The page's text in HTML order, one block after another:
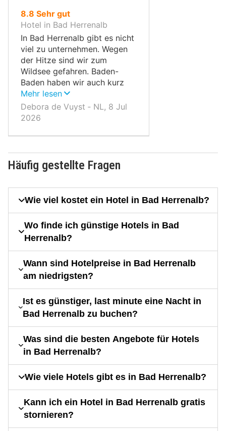
8.8 von
10,
Sehr gut
Hotel in Bad Herrenalb
In Bad Herrenalb gibt es nicht
viel zu unternehmen. Wegen
der Hitze sind wir zum
Wildsee gefahren. Baden-
Baden haben wir auch kurz
besucht; es ist eine schöne
Stadt mit schicken
Geschäften, aber es war zu
Mehr lesen
Debora de Vuyst ‐ NL, 8 Jul
2026
Häufig gestellte Fragen
Wie viel kostet ein Hotel in Bad Herrenalb?
Wo finde ich günstige Hotels in Bad
Herrenalb?
Wann sind Hotelpreise in Bad Herrenalb
am niedrigsten?
Ist es günstiger, last minute eine Nacht in
Bad Herrenalb zu buchen?
Was sind die besten Angebote für Hotels
in Bad Herrenalb?
Wie viele Hotels gibt es in Bad Herrenalb?
Kann ich ein Hotel in Bad Herrenalb gratis
stornieren?